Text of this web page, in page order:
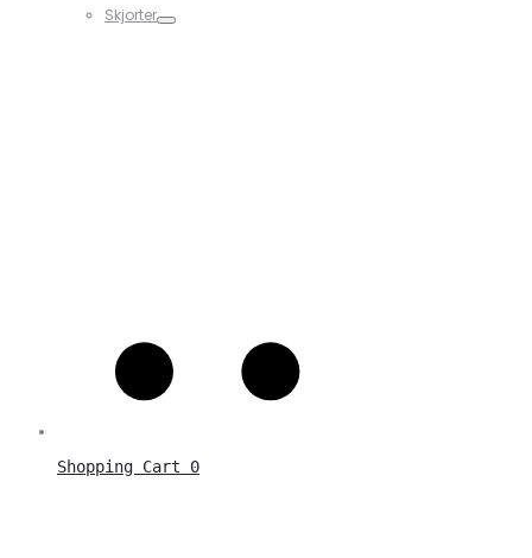
Skjorter
Shopping Cart 0